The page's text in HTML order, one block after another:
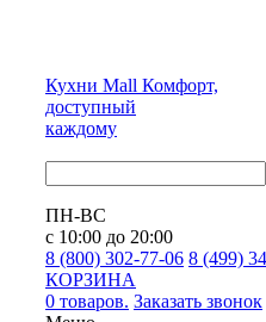
Кухни Mall Комфорт,
доступный
каждому
ПН-ВС
с 10:00 до 20:00
8 (800) 302-77-06 8 (499)
КОРЗИНА
0 товаров. Заказать звонок